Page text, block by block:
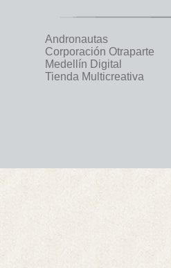
Andronautas
Corporación Otraparte
Medellín Digital
Tienda Multicreativa